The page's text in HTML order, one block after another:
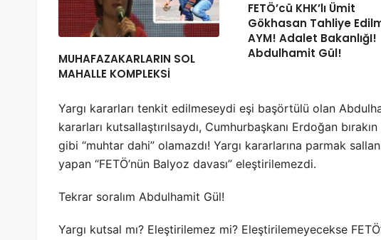
MUHAFAZAKARLARIN SOL
MAHALLE KOMPLEKSİ
FETÖ’cü KHK’lı Ümit
Gökhasan Tahliye
AYM! Adalet BakanlığI!
Abdulhamit Gül!
Yargı kararları tenkit edilmeseydi eşi başörtülü olan
kararları kutsallaştırılsaydı, Cumhurbaşkanı Erdoğan
gibi “muhtar dahi” olamazdı! Yargı kararlarına parmak
yapan “FETÖ’nün Balyoz davası” eleştirilemezdi.
Tekrar soralım Abdulhamit Gül!
Yargı kutsal mı? Eleştirilemez mi? Eleştirilemeyecekse